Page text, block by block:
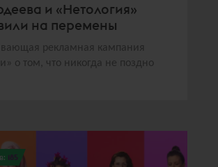
и «Нетология»
на перемены
рекламная кампания
о том, что никогда не поздно
185